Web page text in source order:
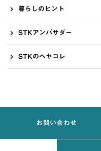
暮らしのヒント
STKアンバサダー
STKのヘヤコレ
お問い合わせ